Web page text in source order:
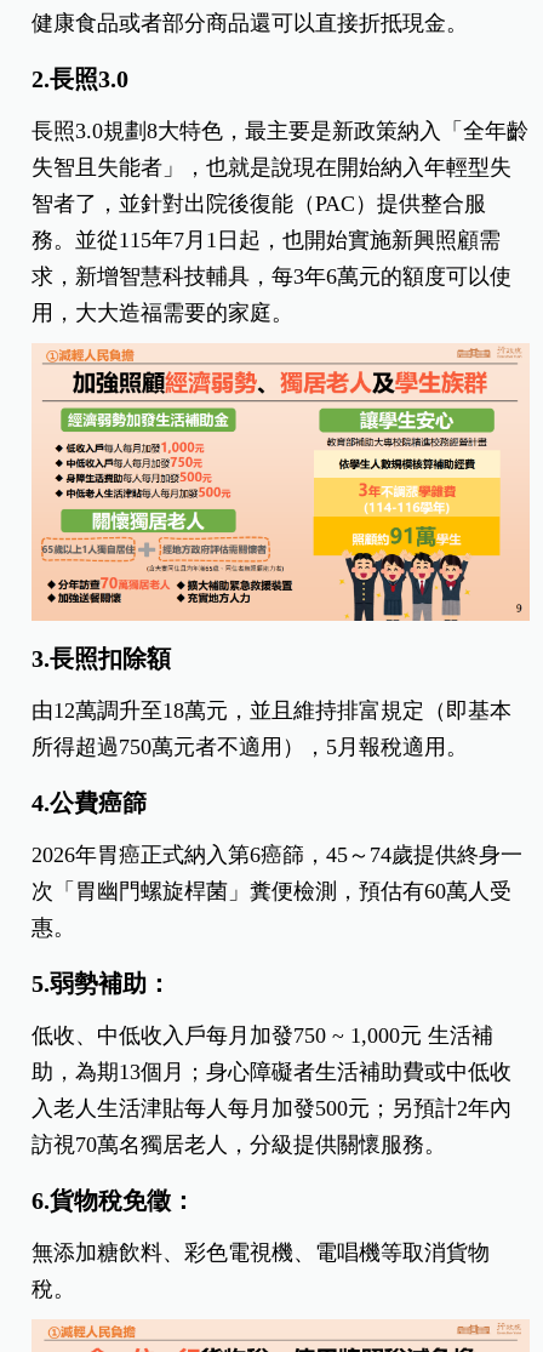
健康食品或者部分商品還可以直接折抵現金。
2.長照3.0
長照3.0規劃8大特色，最主要是新政策納入「全年齡
失智且失能者」，也就是說現在開始納入年輕型失
智者了，並針對出院後復能（PAC）提供整合服
務。並從115年7月1日起，也開始實施新興照顧需
求，新增智慧科技輔具，每3年6萬元的額度可以使
用，大大造福需要的家庭。
3.長照扣除額
由12萬調升至18萬元，並且維持排富規定（即基本
所得超過750萬元者不適用），5月報稅適用。
4.公費癌篩
2026年胃癌正式納入第6癌篩，45～74歲提供終身一
次「胃幽門螺旋桿菌」糞便檢測，預估有60萬人受
惠。
5.弱勢補助：
低收、中低收入戶每月加發750 ~ 1,000元 生活補
助，為期13個月；身心障礙者生活補助費或中低收
入老人生活津貼每人每月加發500元；另預計2年內
訪視70萬名獨居老人，分級提供關懷服務。
6.貨物稅免徵：
無添加糖飲料、彩色電視機、電唱機等取消貨物
稅。